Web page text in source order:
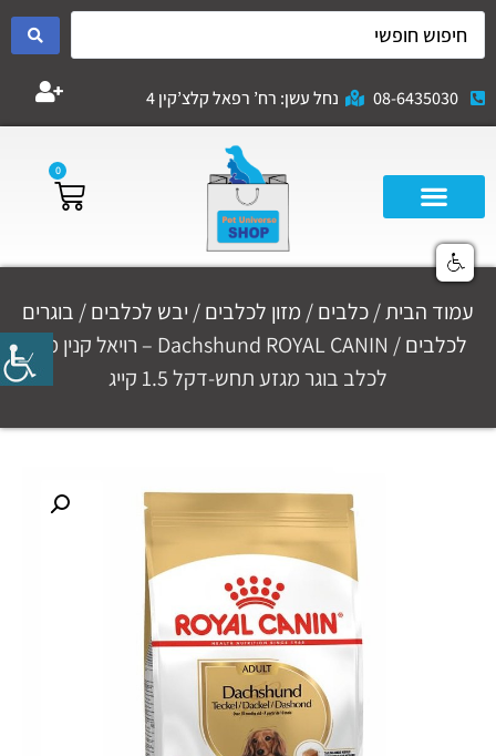
08-6435030 נחל עשן: רח’ רפאל קלצ’קין 4
0
עמוד הבית/כלבים/ מזון לכלבים/ יבש לכלבים/ בוגרים
לכלבים
/ Dachshund ROYAL CANIN – רויאל קנין מזון
לכלב בוגר מגזע תחש-דקל 1.5 קייג